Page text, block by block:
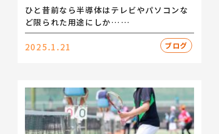
ひと昔前なら半導体はテレビやパソコンな
ど限られた用途にしか……
2025.1.21 ブログ